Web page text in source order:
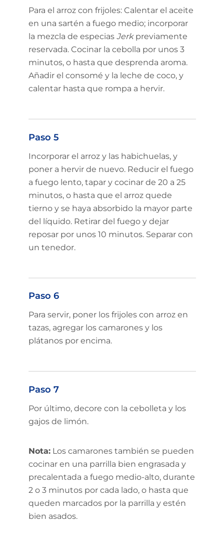
Para el arroz con frijoles: Calentar el aceite
en una sartén a fuego medio; incorporar
la mezcla de especias Jerk previamente
reservada. Cocinar la cebolla por unos 3
minutos, o hasta que desprenda aroma.
Añadir el consomé y la leche de coco, y
calentar hasta que rompa a hervir.
Paso 5
Incorporar el arroz y las habichuelas, y
poner a hervir de nuevo. Reducir el fuego
a fuego lento, tapar y cocinar de 20 a 25
minutos, o hasta que el arroz quede
tierno y se haya absorbido la mayor parte
del líquido. Retirar del fuego y dejar
reposar por unos 10 minutos. Separar con
un tenedor.
Paso 6
Para servir, poner los frijoles con arroz en
tazas, agregar los camarones y los
plátanos por encima.
Paso 7
Por último, decore con la cebolleta y los
gajos de limón.
Nota:Los camarones también se pueden
cocinar en una parrilla bien engrasada y
precalentada a fuego medio-alto, durante
2 o 3 minutos por cada lado, o hasta que
queden marcados por la parrilla y estén
bien asados.
Limited time!
Sign up and save on select
GOYA favorites!
No Thanks